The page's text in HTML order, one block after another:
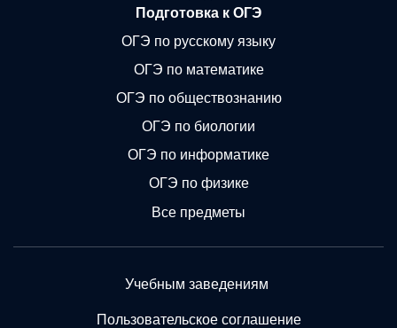
Подготовка к ОГЭ
ОГЭ по русскому языку
ОГЭ по математике
ОГЭ по обществознанию
ОГЭ по биологии
ОГЭ по информатике
ОГЭ по физике
Все предметы
Учебным заведениям
Пользовательское соглашение